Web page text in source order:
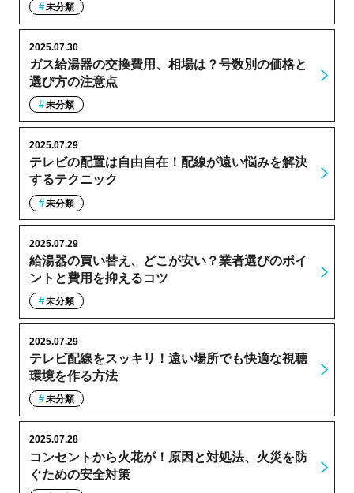
未分類
ガス給湯器の交換費用、相場は？号数別の価格と
選び方の注意点
2025.07.30
未分類
テレビの配置は自由自在！配線が遠い悩みを解決
するテクニック
2025.07.29
未分類
給湯器の買い替え、どこが安い？業者選びのポイ
ントと費用を抑えるコツ
2025.07.29
未分類
テレビ配線をスッキリ！遠い場所でも快適な視聴
環境を作る方法
2025.07.29
未分類
コンセントから火花が！原因と対処法、火災を防
ぐための安全対策
2025.07.28